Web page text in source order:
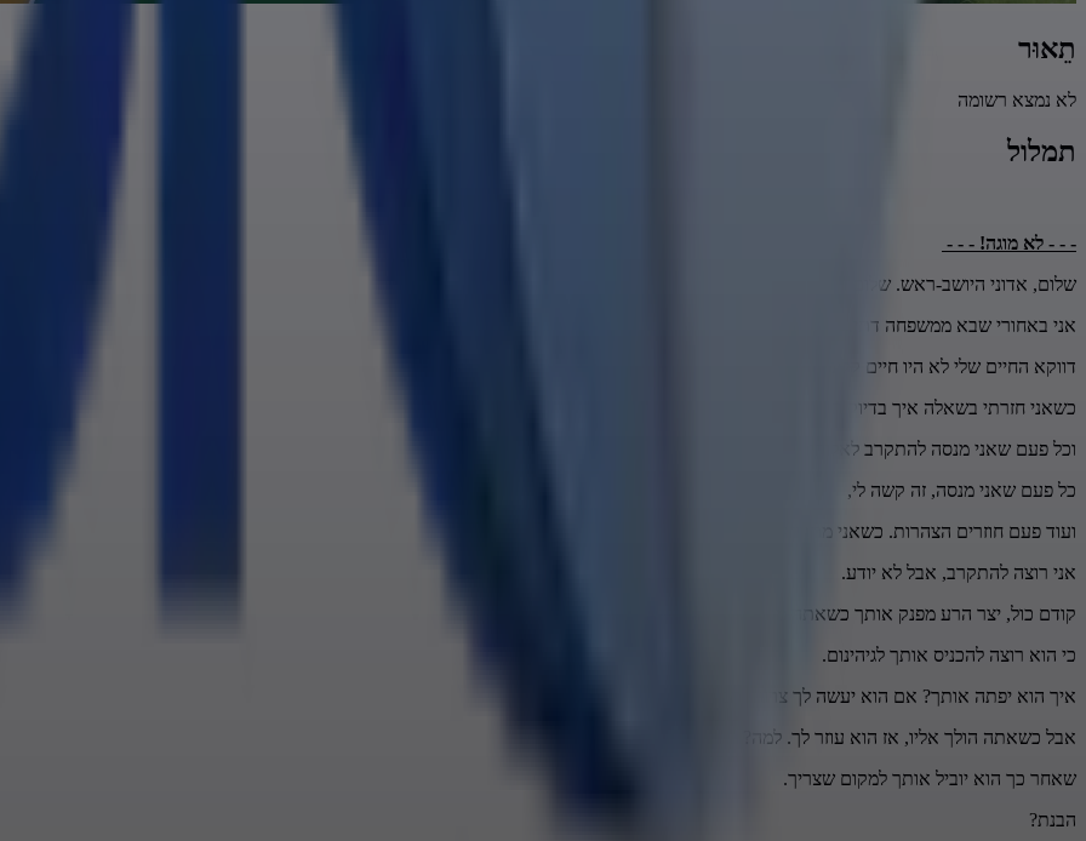
תֵאוּר
לא נמצא רשומה
תמלול
- - - לא מוגה! - - -
שלום, אדוני היושב-ראש. שלום וברכה.
אני באחורי שבא ממשפחה דתי.
דווקא החיים שלי לא היו חיים קלים.
כשאני חזרתי בשאלה איך בדיוק החיים שלי נהיו טובים,
וכל פעם שאני מנסה להתקרב לאלוהים או לדעת או למשהו,
כל פעם שאני מנסה, זה קשה לי,
ועוד פעם חוזרים הצהרות. כשאני מתרחק,
אני רוצה להתקרב, אבל לא יודע.
קודם כול, יצר הרע מפנק אותך כשאתה מתקרב אליו,
כי הוא רוצה להכניס אותך לגיהינום.
איך הוא יפתה אותך? אם הוא יעשה לך צרות, תברח ממנו ותהיה דתי.
אבל כשאתה הולך אליו, אז הוא עוזר לך. למה?
שאחר כך הוא יוביל אותך למקום שצריך.
הבנת?